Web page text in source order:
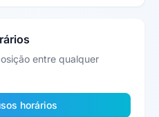
entre qualquer
horários